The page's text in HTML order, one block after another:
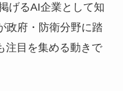
げるAI企業として知
政府・防衛分野に踏
注目を集める動きで